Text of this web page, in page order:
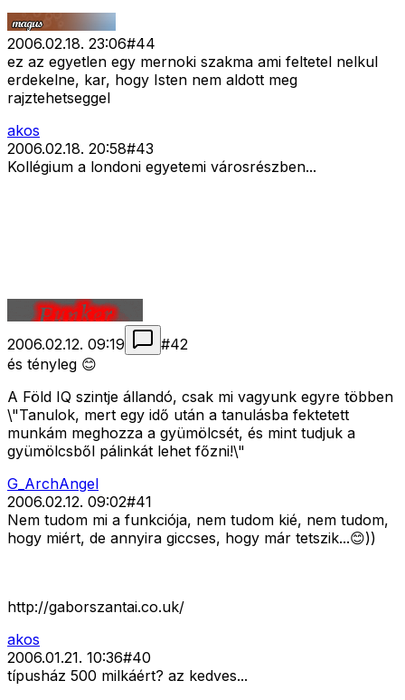
2006.02.18. 23:06#44
ez az egyetlen egy mernoki szakma ami feltetel nelkul
erdekelne, kar, hogy Isten nem aldott meg
rajztehetseggel
akos
2006.02.18. 20:58#43
Kollégium a londoni egyetemi városrészben...
2006.02.12. 09:19 #42
és tényleg 😊
A Föld IQ szintje állandó, csak mi vagyunk egyre többen
\"Tanulok, mert egy idő után a tanulásba fektetett
munkám meghozza a gyümölcsét, és mint tudjuk a
gyümölcsből pálinkát lehet főzni!\"
G_ArchAngel
2006.02.12. 09:02#41
Nem tudom mi a funkciója, nem tudom kié, nem tudom,
hogy miért, de annyira giccses, hogy már tetszik...😊))
http://gaborszantai.co.uk/
akos
2006.01.21. 10:36#40
típusház 500 milkáért? az kedves...